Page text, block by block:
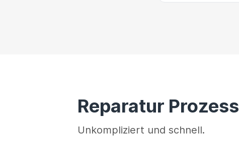
Reparatur Prozess
Unkompliziert und schnell.